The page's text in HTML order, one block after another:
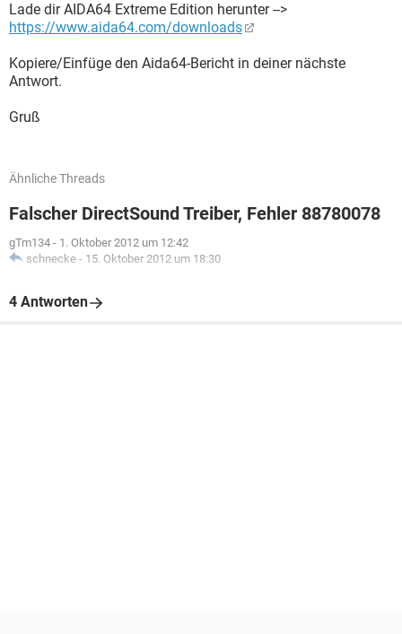
Lade dir AIDA64 Extreme Edition herunter -->
https://www.aida64.com/downloads
Kopiere/Einfüge den Aida64-Bericht in deiner nächste
Antwort.
Gruß
Ähnliche Threads
Falscher DirectSound Treiber, Fehler 88780078
gTm134 - 1. Oktober 2012 um 12:42
schnecke - 15. Oktober 2012 um 18:30
4 Antworten